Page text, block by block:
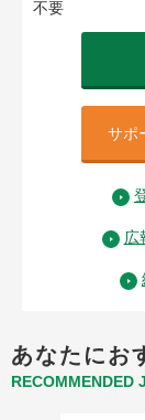
不要
サポ
広
あなたにお
RECOMMENDED